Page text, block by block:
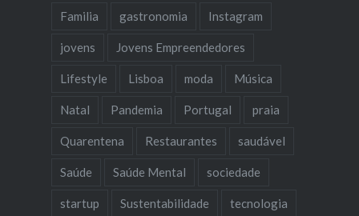
Familia gastronomia Instagram
jovens Jovens Empreendedores
Lifestyle Lisboa moda Música
Natal Pandemia Portugal praia
Quarentena Restaurantes saudável
Saúde Saúde Mental sociedade
startup Sustentabilidade tecnologia